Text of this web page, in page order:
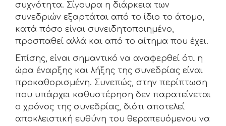
συχνότητα. Σίγουρα η διάρκεια των
συνεδριών εξαρτάται από το ίδιο το άτομο,
κατά πόσο είναι συνειδητοποιημένο,
προσπαθεί αλλά και από το αίτημα που έχει.
Επίσης, είναι σημαντικό να αναφερθεί ότι η
ώρα έναρξης και λήξης της συνεδρίας είναι
προκαθορισμένη. Συνεπώς, στην περίπτωση
που υπάρχει καθυστέρηση δεν παρατείνεται
ο χρόνος της συνεδρίας, διότι αποτελεί
αποκλειστική ευθύνη του θεραπευόμενου να